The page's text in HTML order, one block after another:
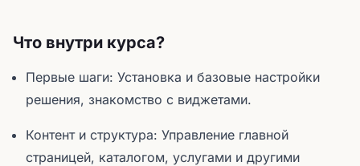
Что внутри курса?
Первые шаги: Установка и базовые настройки
решения, знакомство с виджетами.
Контент и структура: Управление главной
страницей, каталогом, услугами и другими